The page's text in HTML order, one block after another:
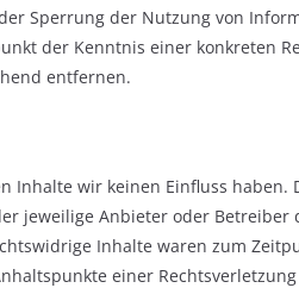
Sperrung der Nutzung von
der Kenntnis einer konkreten
entfernen.
Inhalte wir keinen Einfluss
jeweilige Anbieter oder
Inhalte waren zum
einer